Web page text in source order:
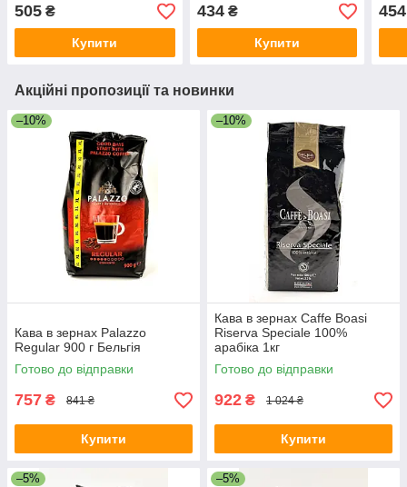
505 ₴
Купити
434₴
Купити
454
Акційні пропозиції та новинки
–10%
Кава в зернах Palazzo
Regular 900 г Бельгія
Готово до відправки
757 ₴ 841 ₴
Купити
–10%
Кава в зернах Caffe Boasi
Riserva Speciale 100%
арабіка 1кг
Готово до відправки
922 ₴ 1 024 ₴
Купити
–5% –5%